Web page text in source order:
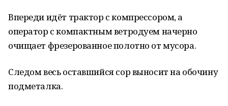
Впереди идёт трактор с компрессором, а
оператор с компактным ветродуем начерно
очищает фрезерованное полотно от мусора.
Следом весь оставшийся сор выносит на обочину
подметалка.